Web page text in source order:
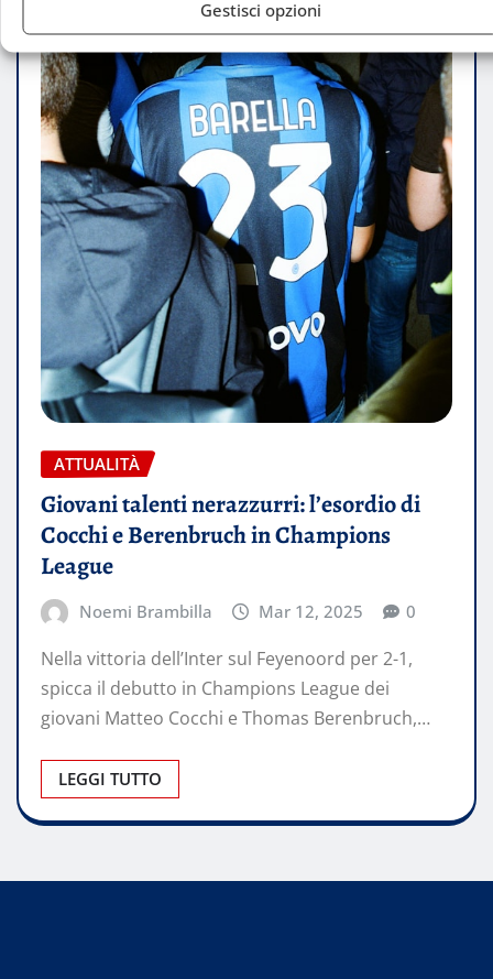
Gestisci opzioni
ATTUALITÀ
Giovani talenti nerazzurri: l’esordio di
Cocchi e Berenbruch in Champions
League
Noemi Brambilla Mar 12, 2025 0
​Nella vittoria dell’Inter sul Feyenoord per 2-1,
spicca il debutto in Champions League dei
giovani Matteo Cocchi e Thomas Berenbruch,…
LEGGI TUTTO